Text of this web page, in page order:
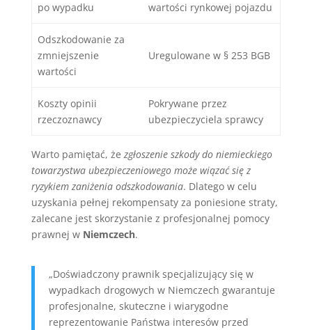
po wypadku
wartości rynkowej pojazdu
Odszkodowanie za
zmniejszenie
wartości
Uregulowane w § 253 BGB
Koszty opinii
rzeczoznawcy
Pokrywane przez
ubezpieczyciela sprawcy
Warto pamiętać, że zgłoszenie szkody do niemieckiego
towarzystwa ubezpieczeniowego może wiązać się z
ryzykiem zaniżenia odszkodowania. Dlatego w celu
uzyskania pełnej rekompensaty za poniesione straty,
zalecane jest skorzystanie z profesjonalnej pomocy
prawnej w Niemczech.
„Doświadczony prawnik specjalizujący się w
wypadkach drogowych w Niemczech gwarantuje
profesjonalne, skuteczne i wiarygodne
reprezentowanie Państwa interesów przed